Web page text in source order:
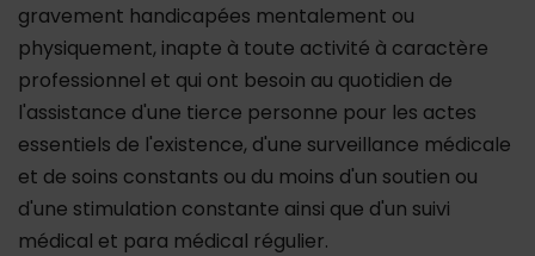
gravement handicapées mentalement ou
physiquement, inapte à toute activité à caractère
professionnel et qui ont besoin au quotidien de
l'assistance d'une tierce personne pour les actes
essentiels de l'existence, d'une surveillance médicale
et de soins constants ou du moins d'un soutien ou
d'une stimulation constante ainsi que d'un suivi
médical et para médical régulier.